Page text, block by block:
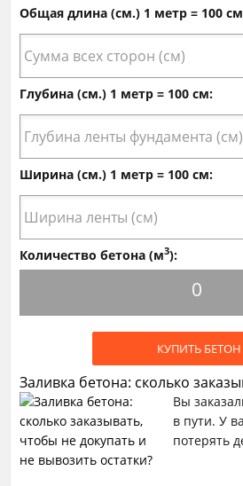
Общая длина (см.) 1 метр = 100
Глубина (см.) 1 метр = 100 см:
Ширина (см.) 1 метр = 100 см:
Количество бетона (м3):
0
КУПИТЬ БЕТОН
Заливка бетона: сколько
Вы
в пути. У
потерять